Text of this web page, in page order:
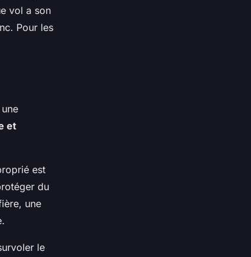
vol a son
Pour les
et
est
du
une
le